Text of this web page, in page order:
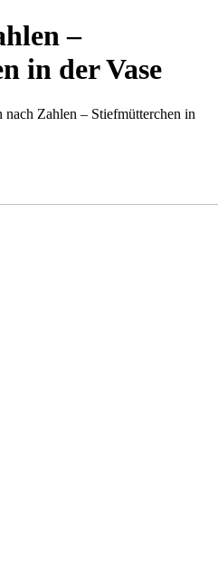
–
in der Vase
nach Zahlen – Stiefmütterchen in